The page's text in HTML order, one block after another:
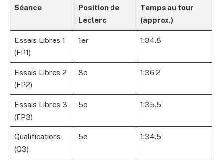
Séance
Position de
Leclerc
Temps au tour
(approx.)
Essais Libres 1
(FP1)
1er 1:34.8
Essais Libres 2
(FP2)
8e 1:36.2
Essais Libres 3
(FP3)
5e 1:35.5
Qualifications
(Q3)
5e 1:34.5